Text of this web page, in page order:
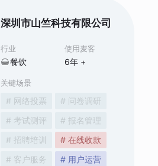
深圳市山竺科技有限公司
行业
餐饮
使用麦客
6年 +
关键场景
# 网络投票
# 问卷调研
# 考试测评
# 报名管理
# 招聘培训
# 在线收款
# 客户服务
# 用户运营